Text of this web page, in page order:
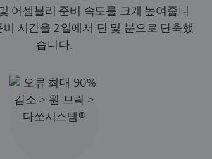
어셈블리 준비 속도를 크게 높여줍니
비 시간을 2일에서 단 몇 분으로 단축했
습니다.